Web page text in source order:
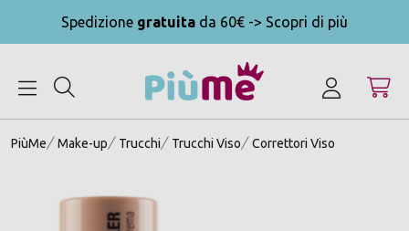
Spedizione gratuita da 60€ -> Scopri di più
PiùMe Make-up Trucchi Trucchi Viso Correttori Viso